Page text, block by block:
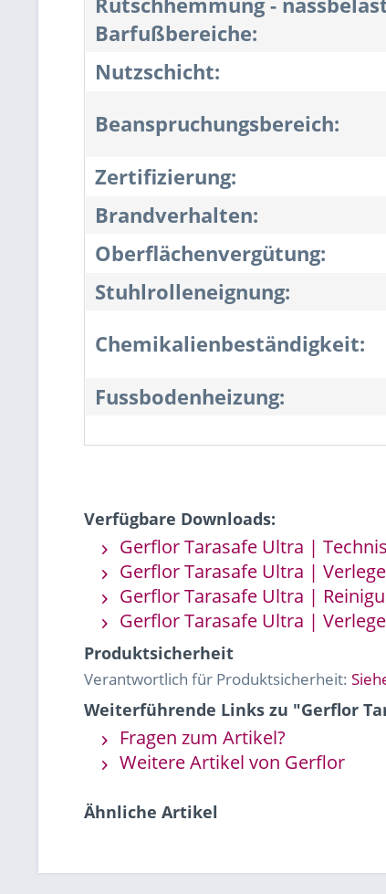
Barfußbereiche:
Nutzschicht:
Beanspruchungsbereich:
Zertifizierung:
Brandverhalten:
Oberflächenvergütung:
Stuhlrolleneignung:
Chemikalienbeständigkeit:
Fussbodenheizung:
Verfügbare Downloads:
Gerflor Tarasafe Ultra |
Gerflor Tarasafe Ultra |
Gerflor Tarasafe Ultra |
Gerflor Tarasafe Ultra |
Produktsicherheit
Verantwortlich für Produktsicherheit:
Weiterführende Links zu "Gerflor
Fragen zum Artikel?
Weitere Artikel von Gerflor
Ähnliche Artikel